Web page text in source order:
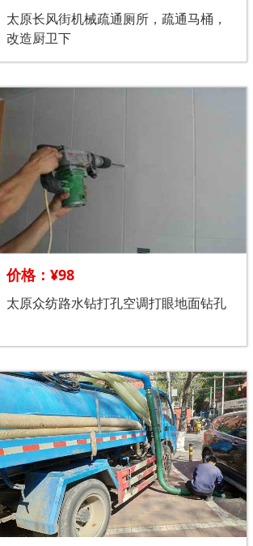
太原长风街机械疏通厕所，疏通马桶，
改造厨卫下
价格：¥98
太原众纺路水钻打孔空调打眼地面钻孔